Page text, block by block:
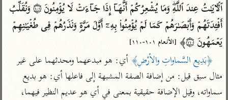
جمع الأقوال
تفسير ابن الجوزي
تفسير الماوردي
منتقاة
تفسير ابن القيم
تفسير الرازي
أخرى
أضواء البيان
نظم الدرر للبقاعي
تفسير ابن عثيمين
مركَّزة العبارة
تفسير الجلالين
جامع البيان للإيجي
یَعۡمَهُونَ ۝١١٠﴾
[الأنعام ١٠١-١١٠]
﴿بَدِيع السَّماواتِ والأرْضِ﴾
أي: هو مبدعهما ومحدثهما على غير
سماواته، وقيل الإضافة حقيقية بمعنى في أي هو عديم النظير فيهما،